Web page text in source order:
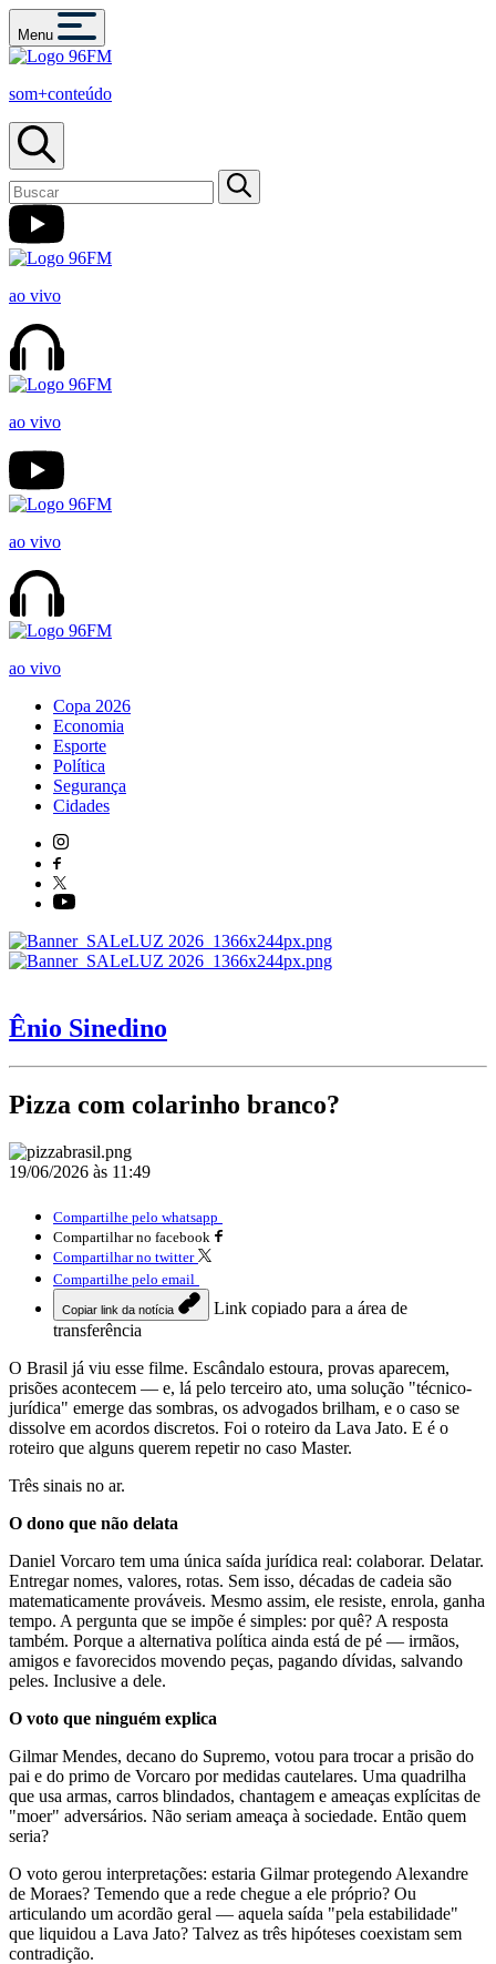
Menu
som+conteúdo
ao vivo
ao vivo
ao vivo
ao vivo
Copa 2026
Economia
Esporte
Política
Segurança
Cidades
Ênio Sinedino
Pizza com colarinho branco?
19/06/2026 às 11:49
Compartilhe pelo whatsapp
Compartilhar no facebook
Compartilhar no twitter
Compartilhe pelo email
Copiar link da notícia
Link copiado para a área de
transferência
O Brasil já viu esse filme. Escândalo estoura, provas aparecem,
prisões acontecem — e, lá pelo terceiro ato, uma solução "técnico-
jurídica" emerge das sombras, os advogados brilham, e o caso se
dissolve em acordos discretos. Foi o roteiro da Lava Jato. E é o
roteiro que alguns querem repetir no caso Master.
Três sinais no ar.
O dono que não delata
Daniel Vorcaro tem uma única saída jurídica real: colaborar. Delatar.
Entregar nomes, valores, rotas. Sem isso, décadas de cadeia são
matematicamente prováveis. Mesmo assim, ele resiste, enrola, ganha
tempo. A pergunta que se impõe é simples: por quê? A resposta
também. Porque a alternativa política ainda está de pé — irmãos,
amigos e favorecidos movendo peças, pagando dívidas, salvando
peles. Inclusive a dele.
O voto que ninguém explica
Gilmar Mendes, decano do Supremo, votou para trocar a prisão do
pai e do primo de Vorcaro por medidas cautelares. Uma quadrilha
que usa armas, carros blindados, chantagem e ameaças explícitas de
"moer" adversários. Não seriam ameaça à sociedade. Então quem
seria?
O voto gerou interpretações: estaria Gilmar protegendo Alexandre
de Moraes? Temendo que a rede chegue a ele próprio? Ou
articulando um acordão geral — aquela saída "pela estabilidade"
que liquidou a Lava Jato? Talvez as três hipóteses coexistam sem
contradição.